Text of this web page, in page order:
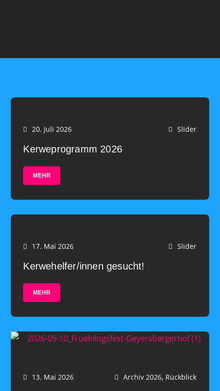
20. Juli 2026 Slider
Kerweprogramm 2026
MEHR
17. Mai 2026 Slider
Kerwehelfer/innen gesucht!
MEHR
13. Mai 2026 Archiv 2026, Rückblick